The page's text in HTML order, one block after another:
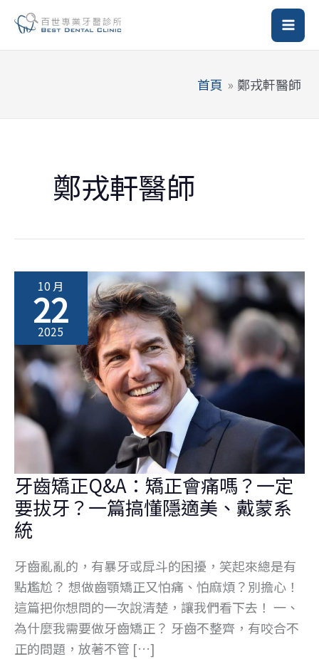
主
首頁 鄭戎軒醫師
鄭戎軒醫師
10 月
22
2025
牙齒矯正Q&A：矯正會痛嗎？一定
要拔牙？一篇搞懂隱適美、戴蒙系
統
牙齒亂亂的，有暴牙或戽斗的困擾，笑起來總是有
點尷尬？ 想做齒顎矯正又怕痛、怕麻煩？別擔心！
這篇把你想問的一次說清楚，讓我們看下去！ 一、
為什麼我需要做牙齒矯正？ 牙齒不整齊，有咬合不
正的問題，放著不管 […]